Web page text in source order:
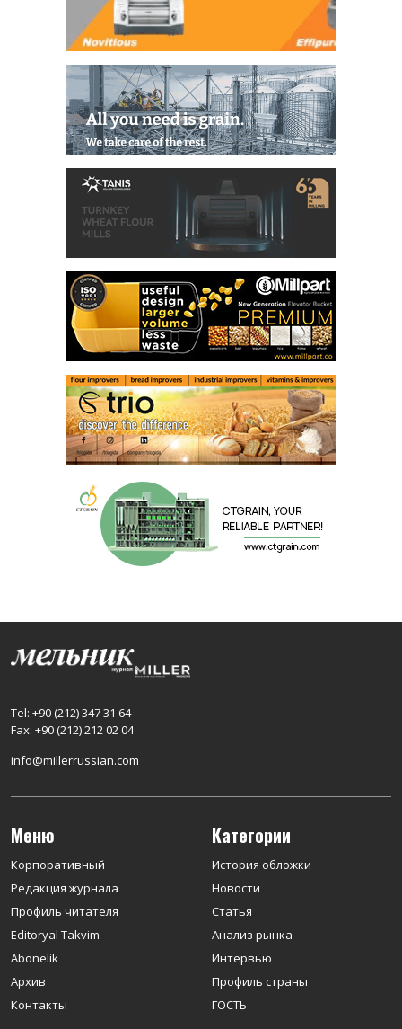
Tel: +90 (212) 347 31 64
Fax: +90 (212) 212 02 04
info@millerrussian.com
Меню
Корпоративный
Редакция журнала
Профиль читателя
Editoryal Takvim
Abonelik
Архив
Контакты
Категории
История обложки
Новости
Статья
Анализ рынка
Интервью
Профиль страны
ГОСТЬ